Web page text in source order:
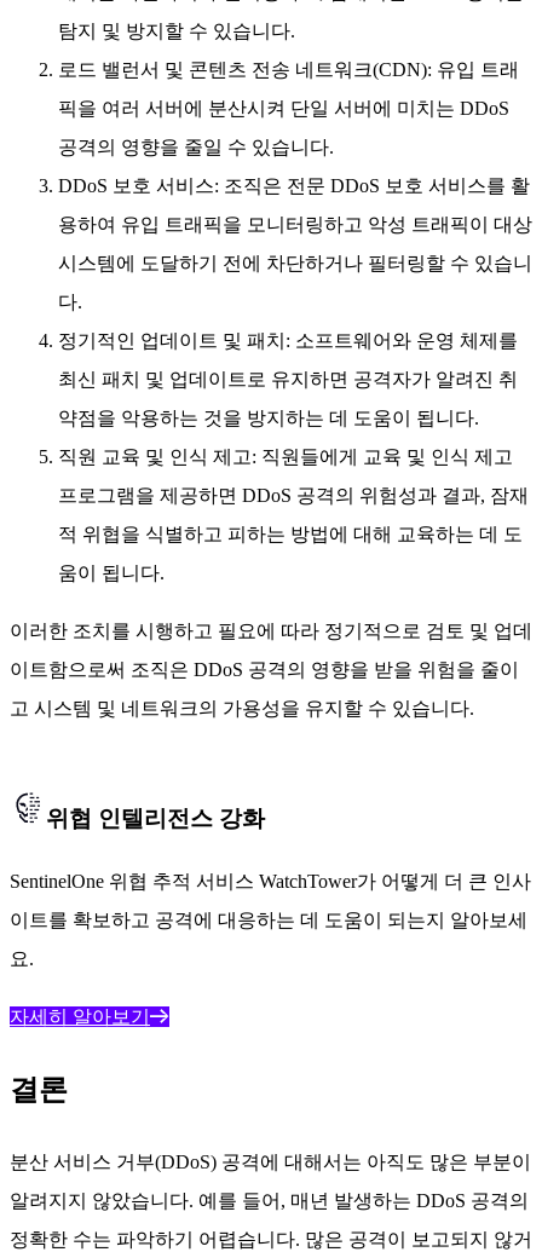
탐지 및 방지할 수 있습니다.
로드 밸런서 및 콘텐츠 전송 네트워크(CDN): 유입 트래
픽을 여러 서버에 분산시켜 단일 서버에 미치는 DDoS
공격의 영향을 줄일 수 있습니다.
DDoS 보호 서비스: 조직은 전문 DDoS 보호 서비스를 활
용하여 유입 트래픽을 모니터링하고 악성 트래픽이 대상
시스템에 도달하기 전에 차단하거나 필터링할 수 있습니
다.
정기적인 업데이트 및 패치: 소프트웨어와 운영 체제를
최신 패치 및 업데이트로 유지하면 공격자가 알려진 취
약점을 악용하는 것을 방지하는 데 도움이 됩니다.
직원 교육 및 인식 제고: 직원들에게 교육 및 인식 제고
프로그램을 제공하면 DDoS 공격의 위험성과 결과, 잠재
적 위협을 식별하고 피하는 방법에 대해 교육하는 데 도
움이 됩니다.
이러한 조치를 시행하고 필요에 따라 정기적으로 검토 및 업데
이트함으로써 조직은 DDoS 공격의 영향을 받을 위험을 줄이
고 시스템 및 네트워크의 가용성을 유지할 수 있습니다.
위협 인텔리전스 강화
SentinelOne 위협 추적 서비스 WatchTower가 어떻게 더 큰 인사
이트를 확보하고 공격에 대응하는 데 도움이 되는지 알아보세
요.
자세히 알아보기
결론
분산 서비스 거부(DDoS) 공격에 대해서는 아직도 많은 부분이
알려지지 않았습니다. 예를 들어, 매년 발생하는 DDoS 공격의
정확한 수는 파악하기 어렵습니다. 많은 공격이 보고되지 않거